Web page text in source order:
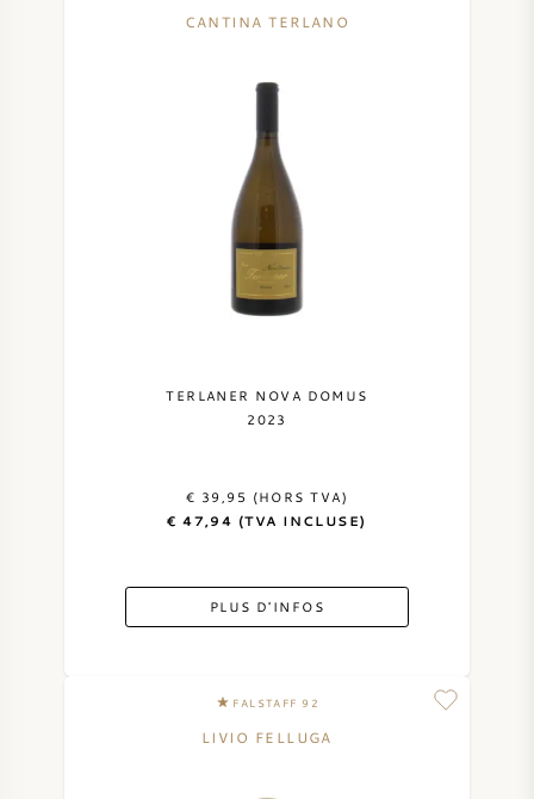
CANTINA TERLANO
TERLANER NOVA DOMUS
2023
€ 39,95 (HORS TVA)
€ 47,94 (TVA INCLUSE)
PLUS D'INFOS
FALSTAFF 92
LIVIO FELLUGA